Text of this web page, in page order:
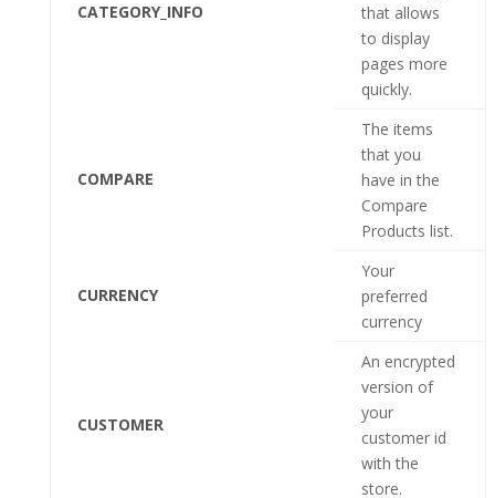
CATEGORY_INFO
that allows
to display
pages more
quickly.
COMPARE
The items
that you
have in the
Compare
Products list.
CURRENCY
Your
preferred
currency
CUSTOMER
An encrypted
version of
your
customer id
with the
store.